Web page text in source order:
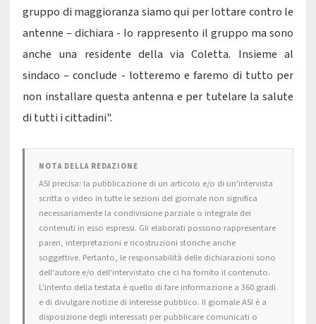
gruppo di maggioranza siamo qui per lottare contro le
antenne – dichiara - Io rappresento il gruppo ma sono
anche una residente della via Coletta. Insieme al
sindaco – conclude - lotteremo e faremo di tutto per
non installare questa antenna e per tutelare la salute
di tutti i cittadini".
NOTA DELLA REDAZIONE
ASI precisa: la pubblicazione di un articolo e/o di un'intervista
scritta o video in tutte le sezioni del giornale non significa
necessariamente la condivisione parziale o integrale dei
contenuti in esso espressi. Gli elaborati possono rappresentare
pareri, interpretazioni e ricostruzioni storiche anche
soggettive. Pertanto, le responsabilità delle dichiarazioni sono
dell'autore e/o dell'intervistato che ci ha fornito il contenuto.
L'intento della testata è quello di fare informazione a 360 gradi
e di divulgare notizie di interesse pubblico. Il giornale ASI è a
disposizione degli interessati per pubblicare comunicati o